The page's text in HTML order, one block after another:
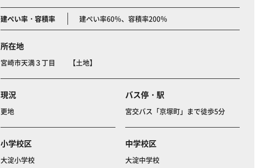
建ぺい率・容積率 建ぺい率60％、容積率200％
所在地
宮崎市天満３丁目 【土地】
現況
更地
バス停・駅
宮交バス「京塚町」まで徒歩5分
小学校区
大淀小学校
中学校区
大淀中学校